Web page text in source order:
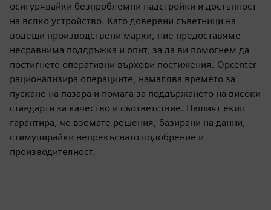
осигурявайки безпроблемни надстройки и достъпност
на всяко устройство. Като доверени съветници на
водещи производствени марки, ние предоставяме
несравнима поддръжка и опит, за да ви помогнем да
постигнете оперативни върхови постижения. Opcenter
рационализира операциите, намалява времето за
пускане на пазара и помага за поддържането на високи
стандарти за качество и съответствие. Нашият екип
гарантира, че вземате решения, базирани на данни,
стимулирайки непрекъснато подобрение и
производителност.